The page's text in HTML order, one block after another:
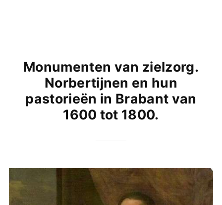
Monumenten van zielzorg.
Norbertijnen en hun
pastorieën in Brabant van
1600 tot 1800.